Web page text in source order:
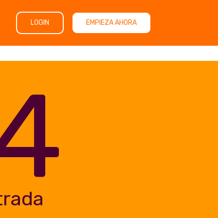
LOGIN EMPIEZA AHORA